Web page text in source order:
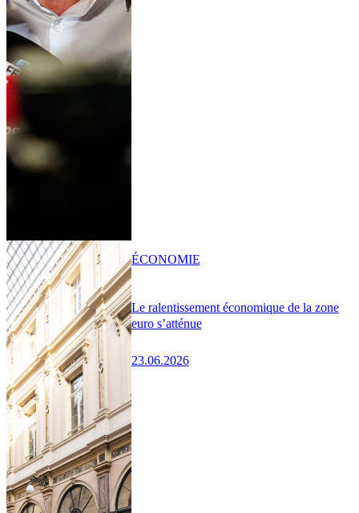
Le ralentissement économique de la zone
euro s’atténue
23.06.2026
ÉCONOMIE